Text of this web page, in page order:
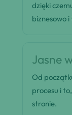
dzięki
biznesowo
Jasne
Od
procesu i
stronie.